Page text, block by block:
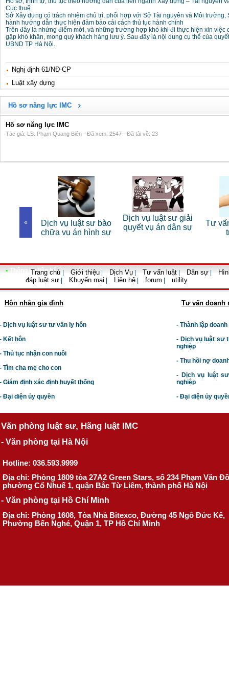
Cục thuế.
Sở Xây dựng có trách nhiệm chủ trì, phối hợp với Sở Tài nguyên và Môi trường,
hành hướng dẫn thực hiện đảm bảo cải cách thủ tục hành chính
Trên đây là nhứng điểm mới, và những trường hợp khó khi đi thực hiện xin việc
gặp khó khăn, mong quý khách hàng lưu ý. Sau đây là nội dung cụ thể của
UBND TP Hà Nội.
Nghị định 61/NĐ-CP
Luật xây dựng
Hồ sơ năng lực IMC
Hồ sơ năng lực IMC
Tác giả: LS. Phạm Quang Biên - Đã xem: 2547 - Đã tải về: 23
«
Dịch vụ luật sư bào
chữa vụ án hình sự
Dịch vụ luật sư giải
quyết vụ án dân sự
Tư
• Thông tin liên hệ
Trang chủ Giới thiệu Dịch Vụ Tư vấn luật Dân sự
đáp luật sư
Khuyến mại Liên hệ forum utility
Hôn nhân gia đình
Dịch vụ luật sư tư vấn ly hôn
Kết hôn
Thủ tục nhận con nuôi
Tìm cha mẹ cho con
Giám định xác định huyết thống
Đại diện ủy quyền
Tư vấn doanh
- Thành lập
- Dịch vụ luật sư t
nghiệp
- Thu hồi nợ
- Dịch vụ luật
nghiệp
- Đại diện ủy
Văn phòng luật sư, Hãng luật IMC
- Văn phòng tại Hà Nội
Hotline: 036.593.9999
Địa chỉ: Phòng 1809 tòa 27A2 Green Stars, số 234 Phạm Văn
phường Cổ Nhuế 1, quận Bắc Từ Liêm, thành phố Hà Nội
- Văn phòng tại Hồ Chí Minh
Địa chỉ: Phòng 1608, Tòa Nhà Bitexco, Đường 45 Ngô Đức Kế,
Phường Bến Nghé, Quận 1, TP Hồ Chí Minh